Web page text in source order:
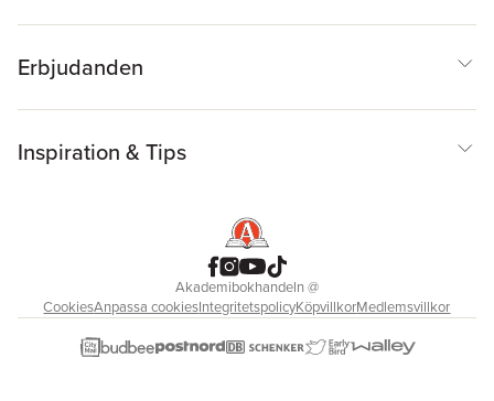
Erbjudanden
Inspiration & Tips
Akademibokhandeln@
CookiesAnpassa cookiesIntegritetspolicyKöpvillkorMedlemsvillkor